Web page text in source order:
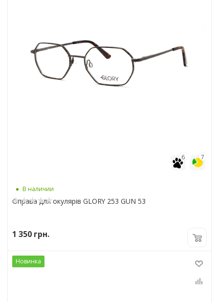
7
6
В наличии
Оправа для окулярів GLORY 253 GUN 53
1 350 грн.
Новинка